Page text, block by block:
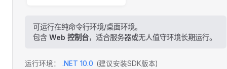
可运行在纯命令行环境/桌面环境。
包含 Web 控制台，适合服务器或无人值守环境长期运行。
运行环境： .NET 10.0 (建议安装SDK版本)